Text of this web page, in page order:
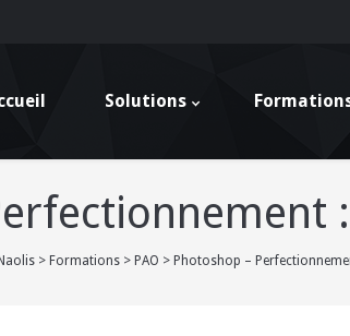
Solutions
Naolis > Formations > PAO > Photoshop –